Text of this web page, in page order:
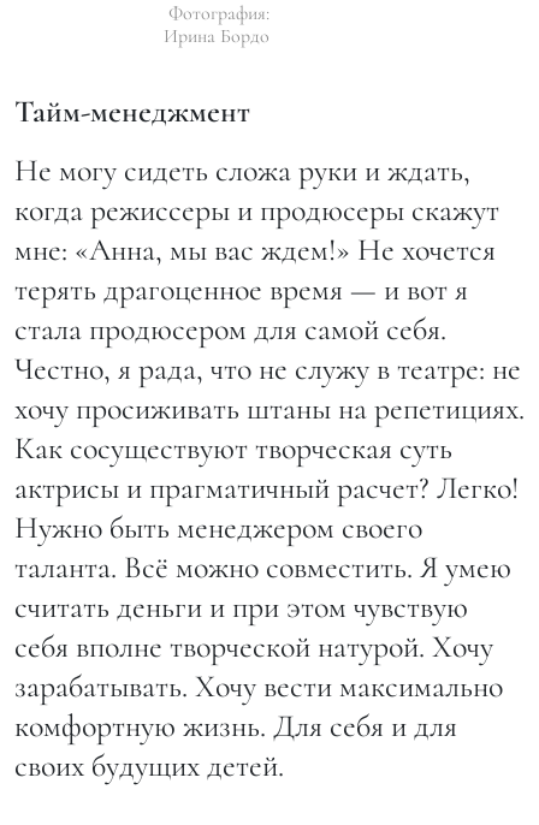
Фотография:
Ирина Бордо
Тайм-менеджмент
Не могу сидеть сложа руки и ждать,
когда режиссеры и продюсеры скажут
мне: «Анна, мы вас ждем!» Не хочется
терять драгоценное время — и вот я
стала продюсером для самой себя.
Честно, я рада, что не служу в театре: не
хочу просиживать штаны на репетициях.
Как сосуществуют творческая суть
актрисы и прагматичный расчет? Легко!
Нужно быть менеджером своего
таланта. Всё можно совместить. Я умею
считать деньги и при этом чувствую
себя вполне творческой натурой. Хочу
зарабатывать. Хочу вести максимально
комфортную жизнь. Для себя и для
своих будущих детей.